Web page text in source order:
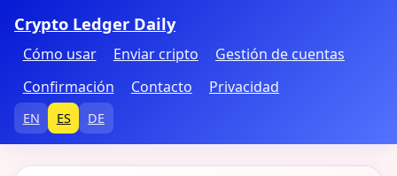
Crypto Ledger Daily
Cómo usar Enviar cripto
Gestión de cuentas
Confirmación
Contacto Privacidad
EN ES DE